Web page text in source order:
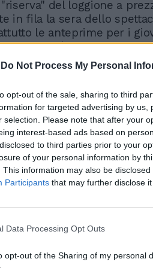
Do Not Process My Personal
opt-out of the sale, sharing to third
for targeted advertising by
selection. Please note that after your
interest-based ads based on
to third parties prior to your
of your personal information by
This information may also be
Participants that may further disclose
Data Processing Opt Outs
opt-out of the Sharing of my personal
del loggione a
in fila la sera dello
le anteprime per i
di 10 euro) che hanno un
utile ricordare che il
Stéphane Lissner, aveva
Festival più importanti (e
d'Europa - quello di Aix-
ha ampliato il proprio
dello storico Teatro
- anche tramite un
all'opera, i più
un programma, "La
e che porta in teatro
complessivamente circa
e divertirli. Dal 2008